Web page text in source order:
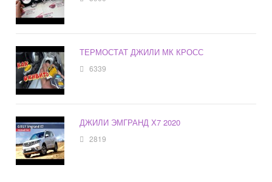
ТЕРМОСТАТ ДЖИЛИ МК КРОСС
6339
ДЖИЛИ ЭМГРАНД Х7 2020
2819